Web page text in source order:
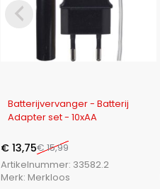
Batterijvervanger - Batterij
Adapter set - 10xAA
€15,99
€ 13,75
Artikelnummer: 33582.2
Merk: Merkloos